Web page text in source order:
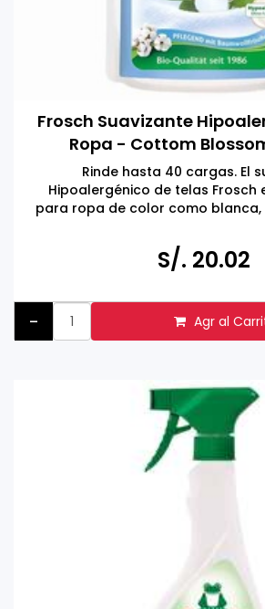
Frosch Suavizante
Ropa - Cottom
Rinde hasta 40 cargas. El
Hipoalergénico de telas Frosch
para ropa de color como
Dermatológicamente
Hecho en ALEMANIA
S/. 20.02
- Agr al